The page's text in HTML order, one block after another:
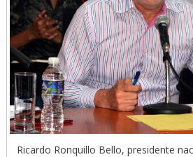
Ricardo Ronquillo Bello, presidente